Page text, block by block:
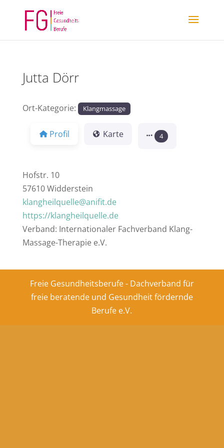
Jutta Dörr
Ort-Kategorie: Klangmassage
Profil Karte 4
Hofstr. 10
57610 Widderstein
klangheilquelle@anifit.de
https://klangheilquelle.de
Verband: Internationaler Fachverband Klang-
Massage-Therapie e.V.
Freie Gesundheitsberufe - Dachverband für
freie beratende und Gesundheit fördernde
Berufe e.V.